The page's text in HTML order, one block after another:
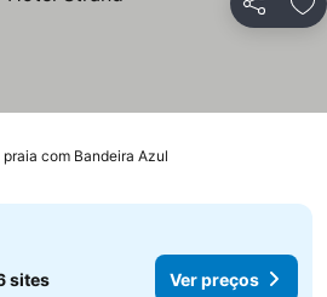
Partilhar
com Bandeira Azul
sites Ver preços